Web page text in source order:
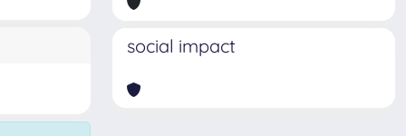
social impact